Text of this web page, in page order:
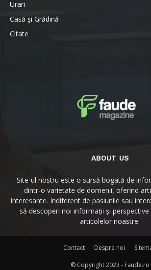
Urari
Casă şi Grădină
Citate
ABOUT US
Site-ul nostru este o sursă bogată de
dintr-o varietate de domenii, oferind
interesante. Indiferent de pasiunile sau
să descoperi noi informații și
articolelor noastre.
Contact Despre noi
© Copyright 2023 - Faude.ro